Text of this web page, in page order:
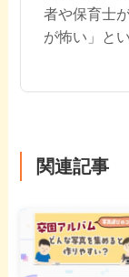
者や保育士
が怖い」と
関連記事